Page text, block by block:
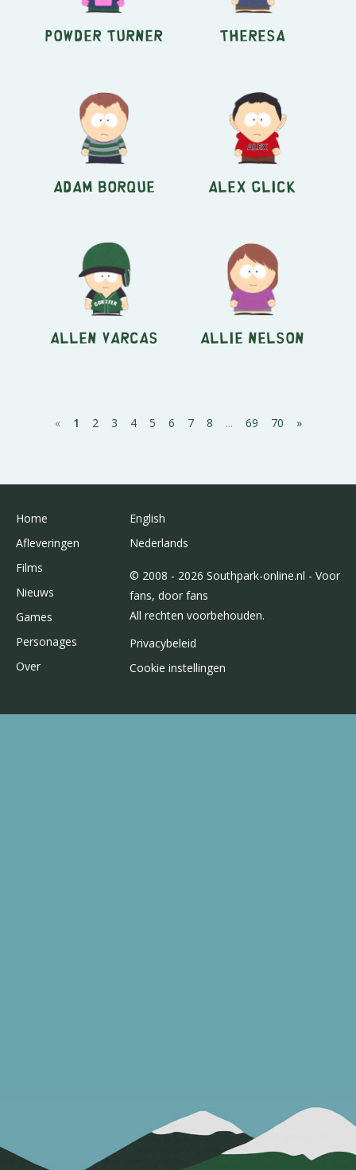
Powder Turner Theresa
Adam Borque Alex Glick
Allen Varcas Allie Nelson
« 1 2 3 4 5 6 7 8 ... 69 70 »
Home
Afleveringen
Films
Nieuws
Games
Personages
Over
English
Nederlands
© 2008 - 2026 Southpark-online.nl - Voor
fans, door fans
All rechten voorbehouden.
Privacybeleid
Cookie instellingen